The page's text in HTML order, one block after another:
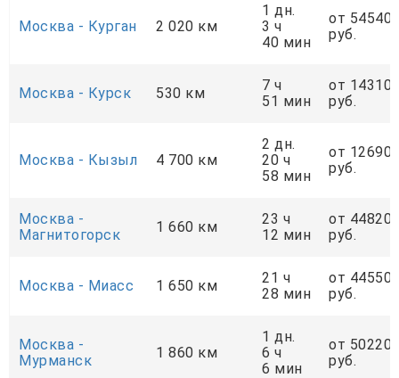
Москва - Курган 2 020 км
1 дн.
3 ч
40 мин
от 54540
руб.
Москва - Курск 530 км
7 ч
51 мин
от 14310
руб.
Москва - Кызыл 4 700 км
2 дн.
20 ч
58 мин
от
руб.
Москва -
Магнитогорск
1 660 км
23 ч
12 мин
от 44820
руб.
Москва - Миасс 1 650 км
21 ч
28 мин
от 44550
руб.
Москва -
Мурманск
1 860 км
1 дн.
6 ч
6 мин
от 50220
руб.